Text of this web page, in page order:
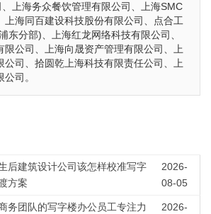
上海务众餐饮管理有限公司、上海SMC
上海同百建设科技股份有限公司、点合工
东分部)、上海红龙网络科技有限公司、
限公司、上海向晟资产管理有限公司、上
公司、拾圆乾上海科技有限责任公司、上
司。
后建筑设计公司该怎样校准写字
方案
2026-
08-05
务团队的写字楼办公员工专注力
2026-